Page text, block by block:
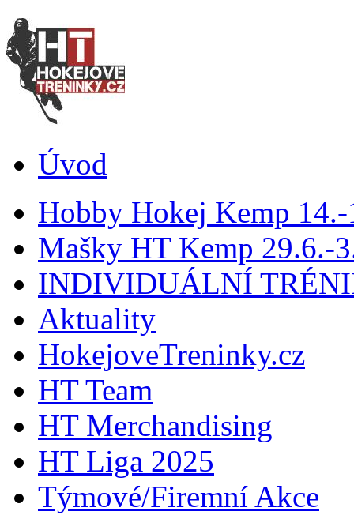
Úvod
Hobby Hokej Kemp
Mašky HT Kemp 29.6.-
INDIVIDUÁLNÍ
Aktuality
HokejoveTreninky.cz
HT Team
HT Merchandising
HT Liga 2025
Týmové/Firemní Akce